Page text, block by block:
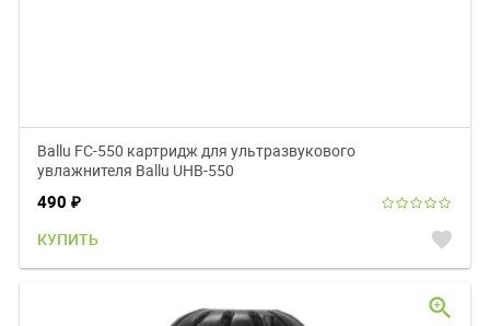
Ballu FC-550 картридж для ультразвукового
увлажнителя Ballu UHB-550
490 ₽
КУПИТЬ favorite
zoom_in